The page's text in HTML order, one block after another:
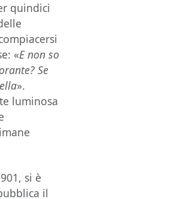
quindici
«E non so
Se
».
luminosa
si è
il